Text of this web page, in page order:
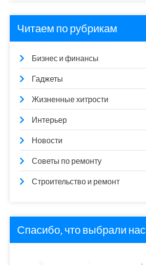
Читаем по рубрикам
Бизнес и финансы
Гаджеты
Жизненные хитрости
Интерьер
Новости
Советы по ремонту
Строительство и ремонт
Спасибо, что выбрали нас